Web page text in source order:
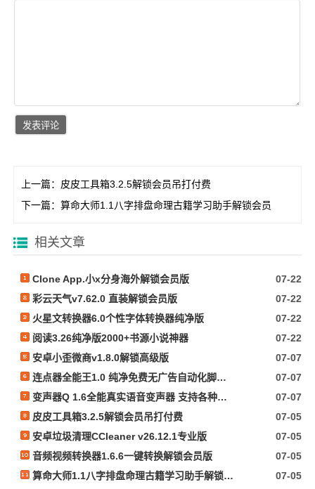
上一篇： 皮皮工具箱3.2.5解锁会员吊打付费
下一篇： 算命大师1.1八字排盘命理古籍学习助手解锁会员
相关文章
Clone App.小x分身海外解锁会员版
07-22
彩云天气v7.62.0 直装解锁会员版
07-22
火星文转换器6.0个性字体转换器纯净版
07-22
阅读3.26纯净版2000+书源小说神器
07-22
安卓小歪微商v1.8.0解锁高级版
07-07
连点器全能王1.0 纯净免费无广告自动化脚本抢票等
07-07
变声器Q 1.6全能真实语音变声器 支持各种软件游戏
07-07
皮皮工具箱3.2.5解锁会员吊打付费
07-05
安卓垃圾清理CCleaner v26.12.1专业版
07-05
音频视频转换器1.6.6一键转换解锁会员版
07-05
算命大师1.1八字排盘命理古籍学习助手解锁会员
07-05